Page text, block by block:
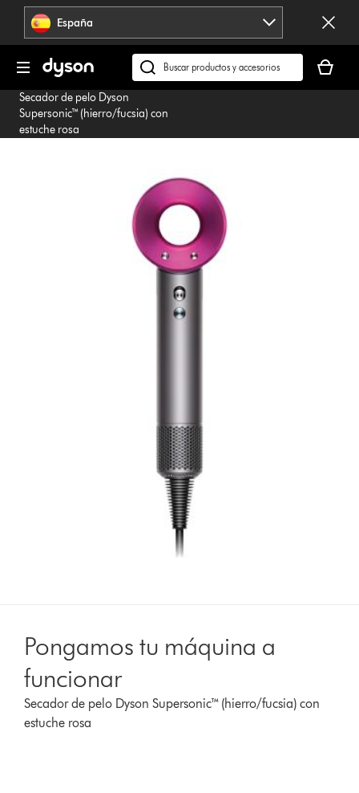
Omitir
navegación España
Buscar
en
dyson.es
cesta
está
Secador de pelo Dyson
Supersonic™ (hierro/fucsia) con
estuche rosa
Pongamos tu máquina a
funcionar
Secador de pelo Dyson Supersonic™ (hierro/fucsia) con
estuche rosa